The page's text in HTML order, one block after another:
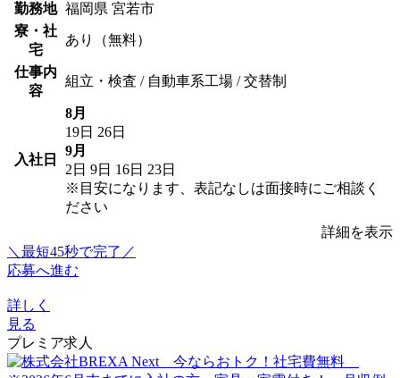
勤務地 福岡県 宮若市
寮・社
宅
あり（無料）
仕事内
容
組立・検査 / 自動車系工場 / 交替制
入社日
8月
19日 26日
9月
2日 9日 16日 23日
※目安になります、表記なしは面接時にご相談く
ださい
詳細を表示
＼最短45秒で完了／
応募へ進む
詳しく
見る
プレミア求人